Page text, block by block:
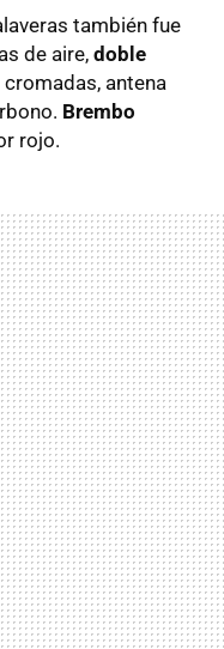
también fue
de aire, doble
antena
Brembo
rojo.